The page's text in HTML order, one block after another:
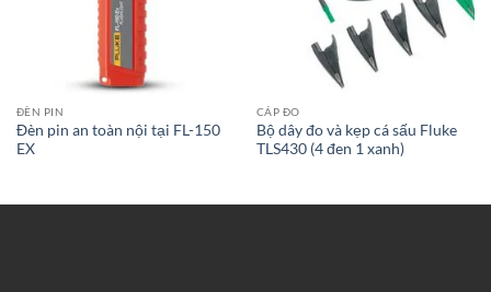
ĐÈN PIN
Đèn pin an toàn nội tại FL-150
EX
CÁP ĐO
Bộ dây đo và kẹp cá sấu Fluke
TLS430 (4 đen 1 xanh)